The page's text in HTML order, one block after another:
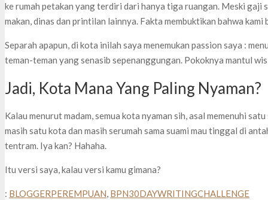
ke rumah petakan yang terdiri dari hanya tiga ruangan. Meski gaji
makan, dinas dan printilan lainnya. Fakta membuktikan bahwa kami
Separah apapun, di kota inilah saya menemukan passion saya :
teman-teman yang senasib sepenanggungan. Pokoknya mantul
Jadi, Kota Mana Yang Paling Nyaman?
Kalau menurut madam, semua kota nyaman sih, asal memenuhi
masih satu kota dan masih serumah sama suami mau tinggal di
tentram. Iya kan? Hahaha.
Itu versi saya, kalau versi kamu gimana?
: BLOGGERPEREMPUAN, BPN30DAYWRITINGCHALLENGE